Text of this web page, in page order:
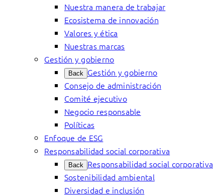
Nuestra manera de trabajar
Ecosistema de innovación
Valores y ética
Nuestras marcas
Gestión y gobierno
Back Gestión y gobierno
Consejo de administración
Comité ejecutivo
Negocio responsable
Políticas
Enfoque de ESG
Responsabilidad social corporativa
Back Responsabilidad social corporativa
Sostenibilidad ambiental
Diversidad e inclusión